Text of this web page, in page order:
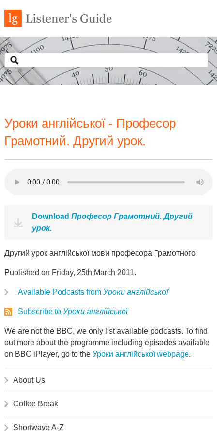
Уроки англійської - Професор
Грамотний. Другий урок.
Download Професор Грамотний. Другий
урок.
Другий урок англійської мови професора Грамотного
Published on Friday, 25th March 2011.
Available Podcasts from Уроки англійської
Subscribe to Уроки англійської
We are not the BBC, we only list available podcasts. To find
out more about the programme including episodes available
on BBC iPlayer, go to the Уроки англійської webpage.
About Us
Coffee Break
Shortwave A-Z